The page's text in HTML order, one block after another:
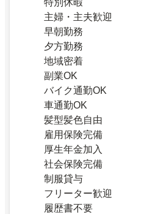
主婦・主夫歓迎
早朝勤務
夕方勤務
地域密着
副業OK
バイク通勤OK
車通勤OK
髪型髪色自由
雇用保険完備
厚生年金加入
社会保険完備
制服貸与
フリーター歓迎
履歴書不要